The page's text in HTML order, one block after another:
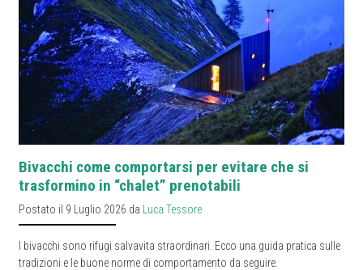
Bivacchi come comportarsi per evitare che si
trasformino in “chalet” prenotabili
Postato il 9 Luglio 2026 da Luca Tessore
I bivacchi sono rifugi salvavita straordinari. Ecco una guida pratica sulle
tradizioni e le buone norme di comportamento da seguire.